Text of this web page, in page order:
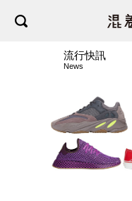
流行快訊
News